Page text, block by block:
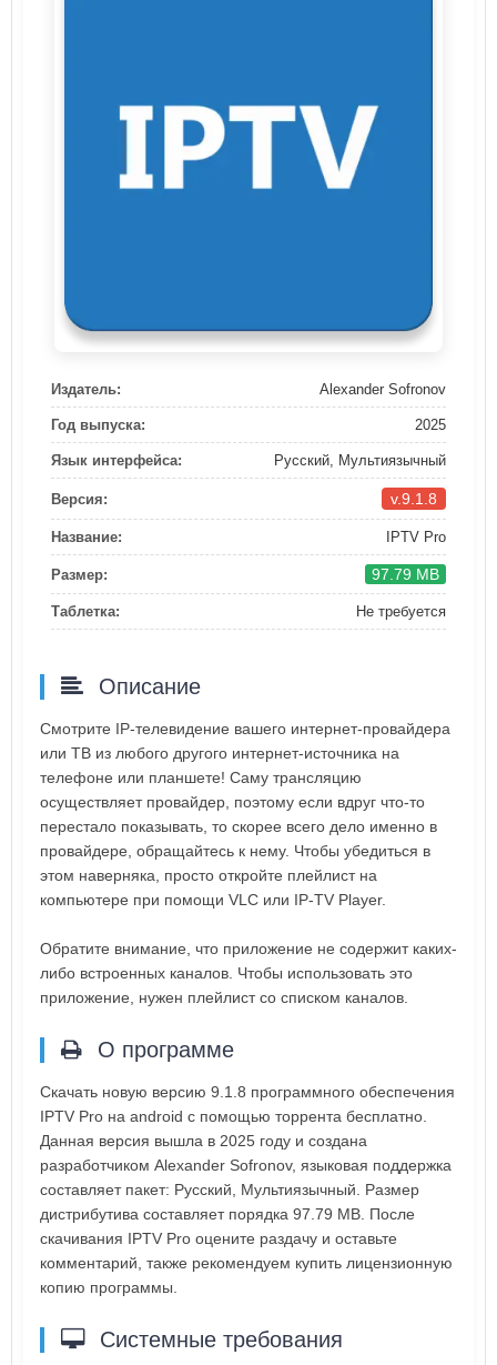
Издатель: Alexander Sofronov
Год выпуска: 2025
Язык интерфейса: Русский, Мультиязычный
Версия: v.9.1.8
Название: IPTV Pro
Размер: 97.79 MB
Таблетка: Не требуется
Описание
Смотрите IP-телевидение вашего интернет-провайдера
или ТВ из любого другого интернет-источника на
телефоне или планшете! Саму трансляцию
осуществляет провайдер, поэтому если вдруг что-то
перестало показывать, то скорее всего дело именно в
провайдере, обращайтесь к нему. Чтобы убедиться в
этом наверняка, просто откройте плейлист на
компьютере при помощи VLC или IP-TV Player.
Обратите внимание, что приложение не содержит каких-
либо встроенных каналов. Чтобы использовать это
приложение, нужен плейлист со списком каналов.
О программе
Скачать новую версию 9.1.8 программного обеспечения
IPTV Pro на android с помощью торрента бесплатно.
Данная версия вышла в 2025 году и создана
разработчиком Alexander Sofronov, языковая поддержка
составляет пакет: Русский, Мультиязычный. Размер
дистрибутива составляет порядка 97.79 MB. После
скачивания IPTV Pro оцените раздачу и оставьте
комментарий, также рекомендуем купить лицензионную
копию программы.
Системные требования